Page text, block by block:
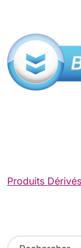
Produits
R